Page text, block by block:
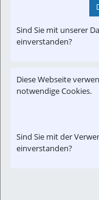
Sind Sie mit unserer
einverstanden?
Diese Webseite
notwendige Cookies.
Sind Sie mit der
einverstanden?